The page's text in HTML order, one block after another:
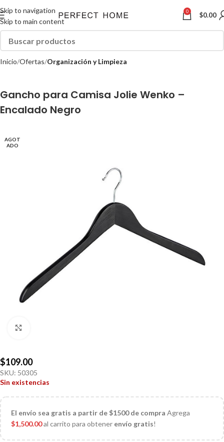
Skip to navigation
Skip to main content
0 $0.00
Inicio Ofertas Organización y Limpieza
Gancho para Camisa Jolie Wenko –
Encalado Negro
AGOT
ADO
$109.00
SKU: 50305
Sin existencias
El envío sea gratis a partir de $1500 de compra Agrega
$1,500.00al carrito para obtener envío gratis!